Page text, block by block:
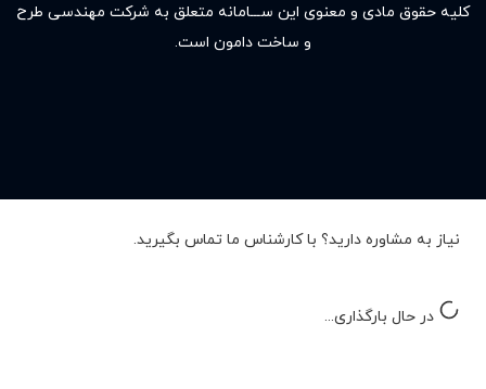
کلیه حقوق مادى و معنوى این ســـامانه متعلق به شرکت مهندسی طرح
و ساخت دامون است.
نیاز به مشاوره دارید؟ با کارشناس ما تماس بگیرید.
در حال بارگذاری...